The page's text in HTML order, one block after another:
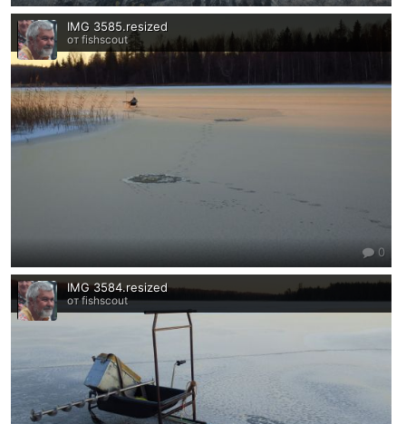
IMG 3585.resized
от fishscout
0
IMG 3584.resized
от fishscout